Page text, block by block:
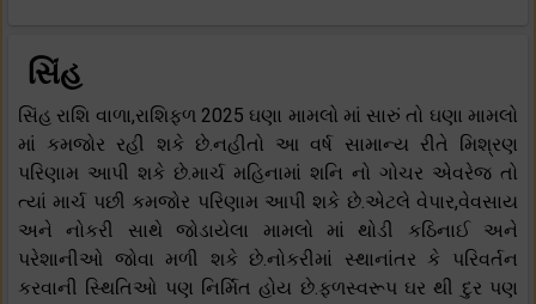
સિંહ
સિંહ રાશિ વાળા,રાશિફળ 2025 ઘણા મામલો માં સારું તો ઘણા મામલો
માં કમજોર રહી શકે છે.નહીતો આ વર્ષ સામાન્ય રીતે મિશ્રણ
પરિણામ આપી શકે છે.માર્ચ મહિનામાં શનિ નો ગોચર એવરેજ તો
ત્યાં માર્ચ પછી કમજોર પરિણામ આપી શકે છે.એટલે વેપાર,વેવસાય
અને નોકરી સાથે જોડાયેલા મામલો માં થોડી કઠિનાઈ અને
પરેશાનીઓ જોવા મળી શકે છે.નોકરીમાં સ્થાનાંતર કે પરિવર્તન
કરવાની સ્થિતિઓ પણ નિર્મિત હોય છે.ફળસ્વરૂપ ઘર થી દુર પણ